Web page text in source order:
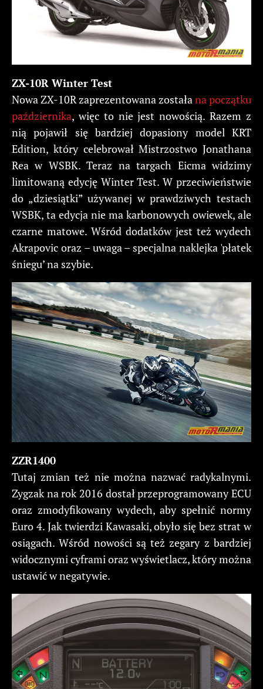
ZX-10R Winter Test
Nowa ZX-10R zaprezentowana zostałana początku
października, więc to nie jest nowością. Razem z
nią pojawił się bardziej dopasiony model KRT
Edition, który celebrował Mistrzostwo Jonathana
Rea w WSBK. Teraz na targach Eicma widzimy
limitowaną edycję Winter Test. W przeciwieństwie
do „dziesiątki” używanej w prawdziwych testach
WSBK, ta edycja nie ma karbonowych owiewek, ale
czarne matowe. Wśród dodatków jest też wydech
Akrapovic oraz – uwaga – specjalna naklejka 'płatek
śniegu’ na szybie.
ZZR1400
Tutaj zmian też nie można nazwać radykalnymi.
Zygzak na rok 2016 dostał przeprogramowany ECU
oraz zmodyfikowany wydech, aby spełnić normy
Euro 4. Jak twierdzi Kawasaki, obyło się bez strat w
osiągach. Wśród nowości są też zegary z bardziej
widocznymi cyframi oraz wyświetlacz, który można
ustawić w negatywie.